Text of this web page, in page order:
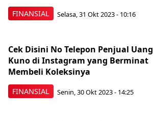
FINANSIAL Selasa, 31 Okt 2023 - 10:16
FINANSIAL
Cek Disini No Telepon Penjual Uang
Kuno di Instagram yang Berminat
Membeli Koleksinya
Senin, 30 Okt 2023 - 14:25